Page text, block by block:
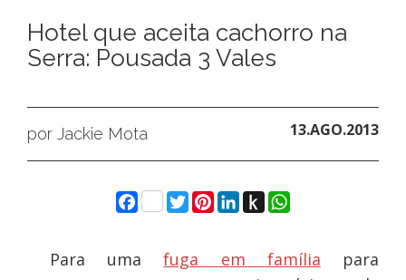
Hotel que aceita cachorro na
Serra: Pousada 3 Vales
por Jackie Mota 13.AGO.2013
Facebook
Twitter
Pinterest
LinkedIn
Push
to
WhatsApp
Para umafuga em família para